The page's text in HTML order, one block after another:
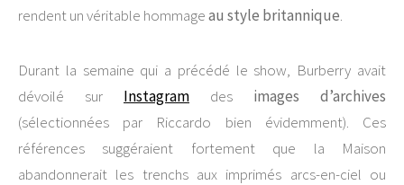
rendent un véritable hommageau style britannique.
Durant la semaine qui a précédé le show, Burberry avait
dévoilé sur Instagram des images d’archives
(sélectionnées par Riccardo bien évidemment). Ces
références suggéraient fortement que la Maison
abandonnerait les trenchs aux imprimés arcs-en-ciel ou